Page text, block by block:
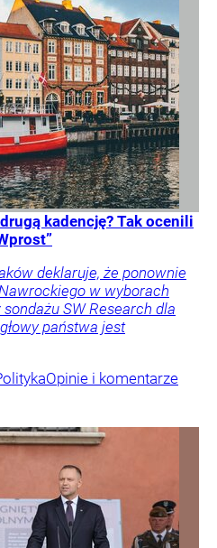
kadencję? Tak ocenili
deklaruje, że ponownie
w wyborach
SW Research dla
państwa jest
Opinie i komentarze